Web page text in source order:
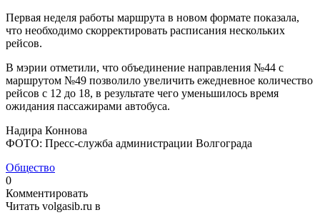
Первая неделя работы маршрута в новом формате показала,
что необходимо скорректировать расписания нескольких
рейсов.
В мэрии отметили, что объединение направления №44 с
маршрутом №49 позволило увеличить ежедневное количество
рейсов с 12 до 18, в результате чего уменьшилось время
ожидания пассажирами автобуса.
Надира Коннова
ФОТО: Пресс-служба администрации Волгограда
Общество
0
Комментировать
Читать volgasib.ru в